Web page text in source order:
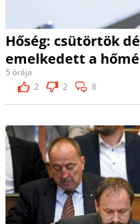
Hőség: csütörtök
emelkedett a
5 órája
2
2 8